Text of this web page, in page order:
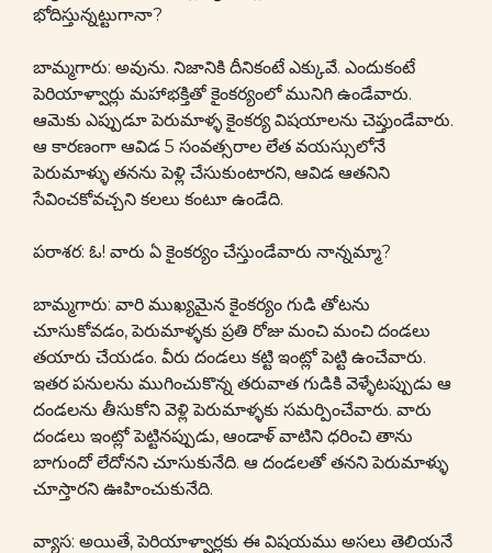
భోదిస్తున్నట్టుగానా?
బామ్మగారు: అవును. నిజానికి దీనికంటే ఎక్కువే. ఎందుకంటే
పెరియాళ్వార్లు మహాభక్తితో కైంకర్యంలో మునిగి ఉండేవారు.
ఆమెకు ఎప్పుడూ పెరుమాళ్ళ కైంకర్య విషయాలను చెప్తుండేవారు.
ఆ కారణంగా ఆవిడ 5 సంవత్సరాల లేత వయస్సులోనే
పెరుమాళ్ళు తనను పెళ్లి చేసుకుంటారని, ఆవిడ ఆతనిని
సేవించకోవచ్చని కలలు కంటూ ఉండేది.
పరాశర: ఓ! వారు ఏ కైంకర్యం చేస్తుండేవారు నాన్నమ్మా?
బామ్మగారు: వారి ముఖ్యమైన కైంకర్యం గుడి తోటను
చూసుకోవడం, పెరుమాళ్ళకు ప్రతి రోజు మంచి మంచి దండలు
తయారు చేయడం. వీరు దండలు కట్టి ఇంట్లో పెట్టి ఉంచేవారు.
ఇతర పనులను ముగించుకొన్న తరువాత గుడికి వెళ్ళేటప్పుడు ఆ
దండలను తీసుకోని వెళ్లి పెరుమాళ్ళకు సమర్పించేవారు. వారు
దండలు ఇంట్లో పెట్టినప్పుడు, ఆండాళ్ వాటిని ధరించి తాను
బాగుందో లేదోనని చూసుకునేది. ఆ దండలతో తనని పెరుమాళ్ళు
చూస్తారని ఊహించుకునేది.
వ్యాస: అయితే, పెరియాళ్వార్లకు ఈ విషయము అసలు తెలియనే